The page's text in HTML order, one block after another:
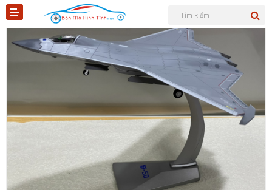
Shopee
Sản phẩm